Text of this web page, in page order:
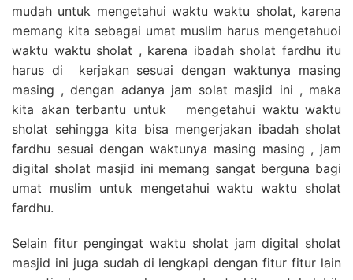
mudah untuk mengetahui waktu waktu sholat, karena
memang kita sebagai umat muslim harus mengetahuoi
waktu waktu sholat , karena ibadah sholat fardhu itu
harus di kerjakan sesuai dengan waktunya masing
masing , dengan adanya jam solat masjid ini , maka
kita akan terbantu untuk mengetahui waktu waktu
sholat sehingga kita bisa mengerjakan ibadah sholat
fardhu sesuai dengan waktunya masing masing , jam
digital sholat masjid ini memang sangat berguna bagi
umat muslim untuk mengetahui waktu waktu sholat
fardhu.
Selain fitur pengingat waktu sholat jam digital sholat
masjid ini juga sudah di lengkapi dengan fitur fitur lain